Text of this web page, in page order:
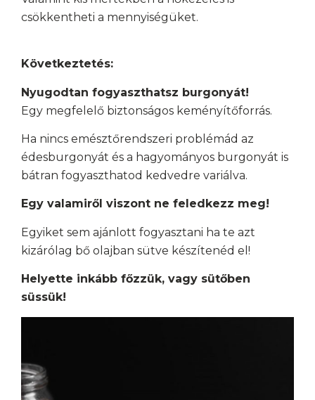
csökkentheti a mennyiségüket.
Következtetés:
Nyugodtan fogyaszthatsz burgonyát!
Egy megfelelő biztonságos keményítőforrás.
Ha nincs emésztőrendszeri problémád az
édesburgonyát és a hagyományos burgonyát is
bátran fogyaszthatod kedvedre variálva.
Egy valamiről viszont ne feledkezz meg!
Egyiket sem ajánlott fogyasztani ha te azt
kizárólag bő olajban sütve készítenéd el!
Helyette inkább főzzük, vagy sütőben
süssük!